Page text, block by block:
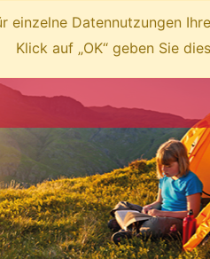
Datennutzungen
Klick auf „OK“ geben Sie